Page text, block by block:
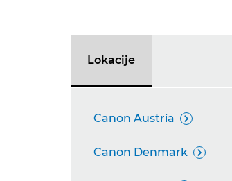
Lokacije
Canon Austria 
Canon Denmark 